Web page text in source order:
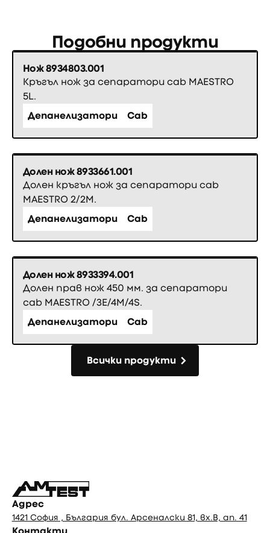
Подобни продукти
Нож 8934803.001
Кръгъл нож за сепаратори cab MAESTRO
5L.
Депанелизатори
Cab
Долен нож 8933661.001
Долен кръгъл нож за сепаратори cab
MAESTRO 2/2M.
Депанелизатори
Cab
Долен нож 8933394.001
Долен прав нож 450 мм. за сепаратори
cab MAESTRO /3E/4M/4S.
Депанелизатори
Cab
Всички продукти
Адрес
1421 София , България бул. Арсеналски 81, вх.В, ап. 41